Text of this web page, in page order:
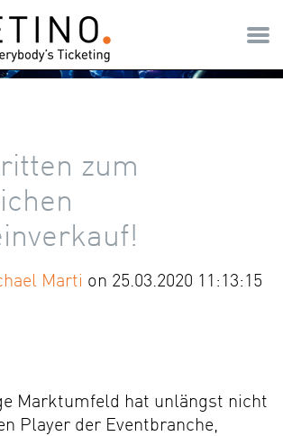
zum
Marti on 25.03.2020 11:13:15
Marktumfeld hat unlängst nicht
Player der Eventbranche,